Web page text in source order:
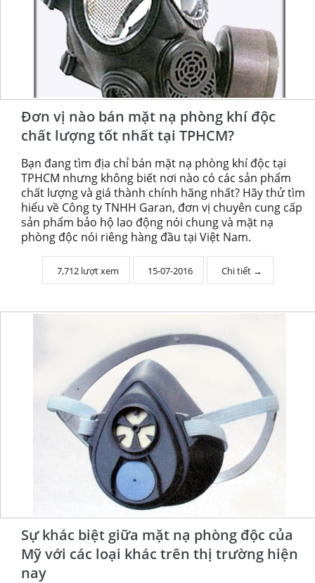
Đơn vị nào bán mặt nạ phòng khí độc
chất lượng tốt nhất tại TPHCM?
Bạn đang tìm địa chỉ bán mặt nạ phòng khí độc tại
TPHCM nhưng không biết nơi nào có các sản phẩm
chất lượng và giá thành chính hãng nhất? Hãy thử tìm
hiểu về Công ty TNHH Garan, đơn vị chuyên cung cấp
sản phẩm bảo hộ lao động nói chung và mặt nạ
phòng độc nói riêng hàng đầu tại Việt Nam.
7,712 lượt xem 15-07-2016 Chi tiết →
Sự khác biệt giữa mặt nạ phòng độc của
Mỹ với các loại khác trên thị trường hiện
nay